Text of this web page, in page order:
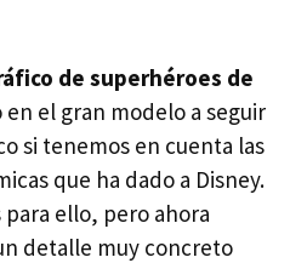
de superhéroes de
el gran modelo a seguir
si tenemos en cuenta las
que ha dado a Disney.
ello, pero ahora
detalle muy concreto